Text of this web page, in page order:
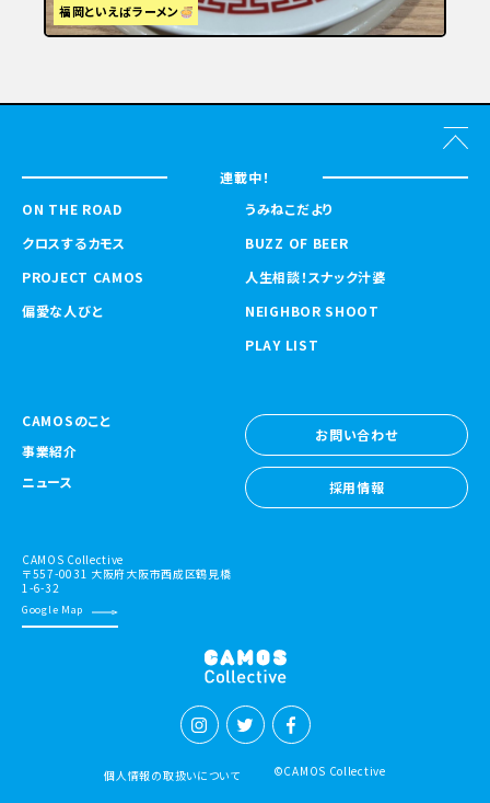
福岡といえばラーメン
連載中！
ON THE ROAD
クロスするカモス
PROJECT CAMOS
偏愛な人びと
うみねこだより
BUZZ OF BEER
人生相談！スナック汁婆
NEIGHBOR SHOOT
PLAY LIST
CAMOSのこと
事業紹介
ニュース
お問い合わせ
お問い合わせ
採用情報
CAMOS Collective
〒557-0031 大阪府大阪市西成区鶴見橋
1-6-32
Google Map
個人情報の取扱いについて ©CAMOS Collective